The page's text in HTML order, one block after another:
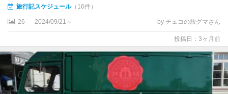
ゼ
ュ
ヘ
プ
マ
リ
旅行記スケジュール（16件）
26 2024/09/21～ by チェコの旅グマさん
投稿日：3ヶ月前